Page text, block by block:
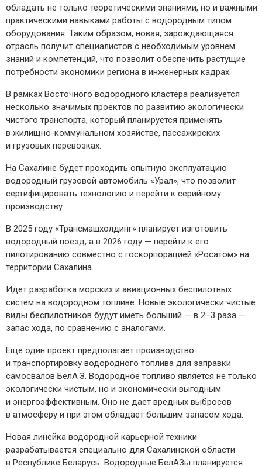
обладать не только теоретическими знаниями, но и важными
практическими навыками работы с водородным типом
оборудования. Таким образом, новая, зарождающаяся
отрасль получит специалистов с необходимым уровнем
знаний и компетенций, что позволит обеспечить растущие
потребности экономики региона в инженерных кадрах.
В рамках Восточного водородного кластера реализуется
несколько значимых проектов по развитию экологически
чистого транспорта, который планируется применять
в жилищно-­коммунальном хозяйстве, пассажирских
и грузовых перевозках.
На Сахалине будет проходить опытную эксплуатацию
водородный грузовой автомобиль «Урал», что позволит
сертифицировать технологию и перейти к серийному
производству.
В 2025 году «Трансмашхолдинг» планирует изготовить
водородный поезд, а в 2026 году — перейти к его
пилотированию совместно с госкорпорацией «Росатом» на
территории Сахалина.
Идет разработка морских и авиационных беспилотных
систем на водородном топливе. Новые экологически чистые
виды беспилотников будут иметь больший — в 2–3 раза —
запас хода, по сравнению с аналогами.
Еще один проект предполагает производство
и транспортировку водородного топлива для заправки
самосвалов БелА З. Водородное топливо является не только
экологически чистым, но и экономически выгодным
и энергоэффективным. Оно не дает вредных выбросов
в атмосферу и при этом обладает большим запасом хода.
Новая линейка водородной карьерной техники
разрабатывается специально для Сахалинской области
в Республике Беларусь. Водородные БелАЗы планируется